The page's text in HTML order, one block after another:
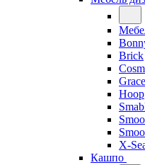
Brick
Grace
Hoop
X-
Кашпо